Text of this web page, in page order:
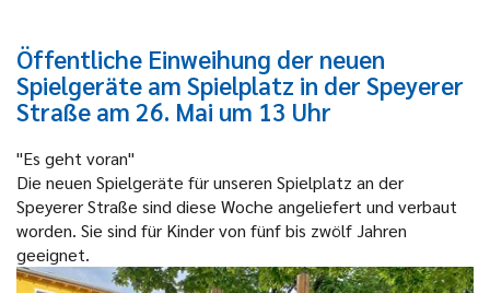
Öffentliche Einweihung der neuen
Spielgeräte am Spielplatz in der Speyerer
Straße am 26. Mai um 13 Uhr
"Es geht voran"
Die neuen Spielgeräte für unseren Spielplatz an der
Speyerer Straße sind diese Woche angeliefert und verbaut
worden. Sie sind für Kinder von fünf bis zwölf Jahren
geeignet.